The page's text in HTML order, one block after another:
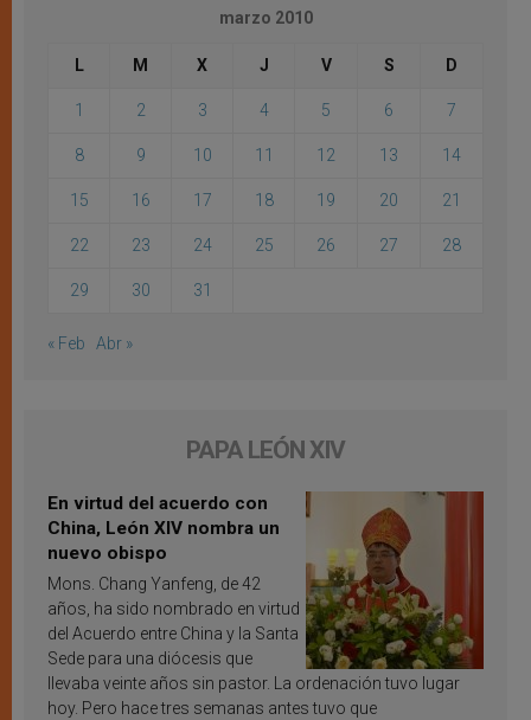
marzo 2010
L M X J V S D
1 2 3 4 5 6 7
8 9 10 11 12 13 14
15 16 17 18 19 20 21
22 23 24 25 26 27 28
29 30 31
« Feb Abr »
PAPA LEÓN XIV
En virtud del acuerdo con
China, León XIV nombra un
nuevo obispo
Mons. Chang Yanfeng, de 42
años, ha sido nombrado en virtud
del Acuerdo entre China y la Santa
Sede para una diócesis que
llevaba veinte años sin pastor. La ordenación tuvo lugar
hoy. Pero hace tres semanas antes tuvo que